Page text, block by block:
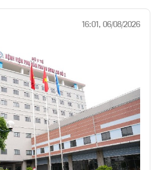
16:01, 06/08/2026